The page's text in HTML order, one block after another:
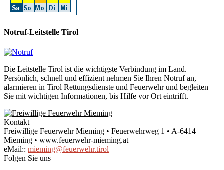
Notruf-Leitstelle Tirol
Die Leitstelle Tirol ist die wichtigste Verbindung im Land.
Persönlich, schnell und effizient nehmen Sie Ihren Notruf an,
alarmieren in Tirol Rettungsdienste und Feuerwehr und begleiten
Sie mit wichtigen Informationen, bis Hilfe vor Ort eintrifft.
Kontakt
Freiwillige Feuerwehr Mieming • Feuerwehrweg 1 • A-6414
Mieming • www.feuerwehr-mieming.at
eMail:: mieming@feuerwehr.tirol
Folgen Sie uns